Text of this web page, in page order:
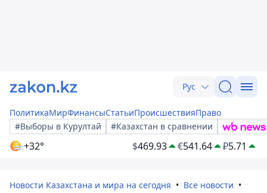
Рус
ПолитикаМирФинансыСтатьиПроисшествияПраво
#Выборы в Курултай
#Казахстан в сравнении
+32° $469.93 €541.64 ₽5.71
Новости Казахстана и мира на сегодня
Все новости